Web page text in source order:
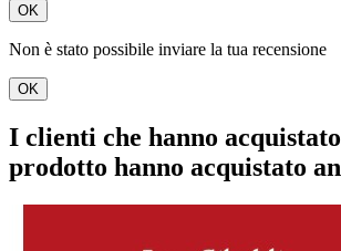
OK
Non è stato possibile inviare la tua recensione
OK
I clienti che hanno
prodotto hanno acquistato